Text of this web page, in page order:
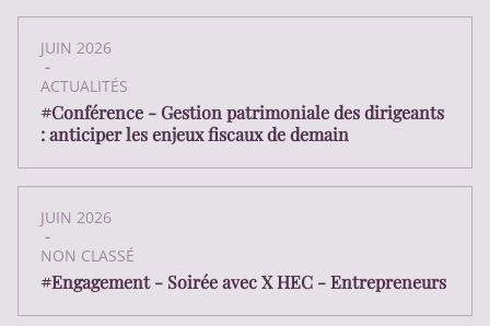
JUIN 2026
-
ACTUALITÉS
#Conférence - Gestion patrimoniale des dirigeants
: anticiper les enjeux fiscaux de demain
JUIN 2026
-
NON CLASSÉ
#Engagement - Soirée avec X HEC - Entrepreneurs